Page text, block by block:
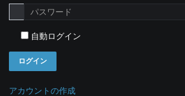
自動ログイン
ログイン
アカウントの作成